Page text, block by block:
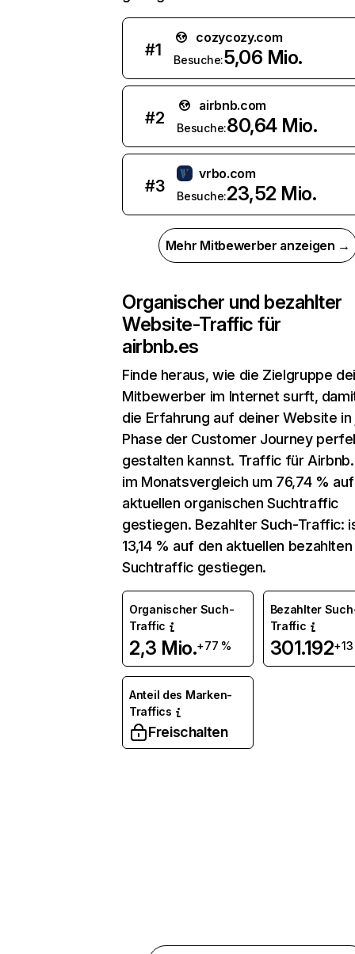
#1
cozycozy.com
Besuche:5,06 Mio.
#2
airbnb.com
Besuche:80,64 Mio.
#3
vrbo.com
Besuche:23,52 Mio.
Mehr Mitbewerber anzeigen →
Organischer und bezahlter
Website-Traffic für
airbnb.es
Finde heraus, wie die Zielgruppe
Mitbewerber im Internet surft,
die Erfahrung auf deiner Website
Phase der Customer Journey
gestalten kannst. Traffic für
im Monatsvergleich um 76,74 %
aktuellen organischen Suchtraffic
gestiegen. Bezahlter Such-Traffic:
13,14 % auf den aktuellen bezahlten
Suchtraffic gestiegen.
Organischer Such-
Traffic
2,3 Mio.+77 %
Bezahlter
Traffic
301.192
Anteil des Marken-
Traffics
Freischalten